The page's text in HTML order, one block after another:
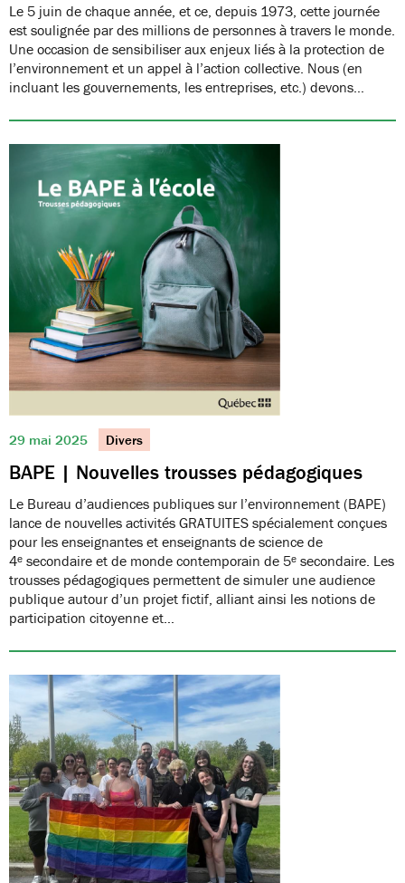
Le 5 juin de chaque année, et ce, depuis 1973, cette journée
est soulignée par des millions de personnes à travers le monde.
Une occasion de sensibiliser aux enjeux liés à la protection de
l’environnement et un appel à l’action collective. Nous (en
incluant les gouvernements, les entreprises, etc.) devons…
29 mai 2025 Divers
BAPE | Nouvelles trousses pédagogiques
Le Bureau d’audiences publiques sur l’environnement (BAPE)
lance de nouvelles activités GRATUITES spécialement conçues
pour les enseignantes et enseignants de science de
4ᵉ secondaire et de monde contemporain de 5ᵉ secondaire. Les
trousses pédagogiques permettent de simuler une audience
publique autour d’un projet fictif, alliant ainsi les notions de
participation citoyenne et…